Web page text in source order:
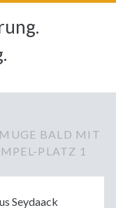
BALD MIT
PLATZ 1
Seydaack